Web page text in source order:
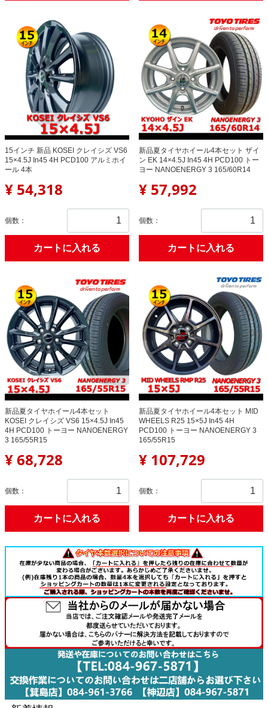
15インチ 新品 KOSEI クレイシズ VS6
15×4.5J In45 4H PCD100 アルミホイ
ール 4本
¥ 54,318
個数：
カートに入れる
新品夏タイヤホイール4本セット ザイ
ン EK 14×4.5J In45 4H PCD100 トー
ヨー NANOENERGY 3 165/60R14
¥ 57,992
個数：
カートに入れる
新品夏タイヤホイール4本セット
KOSEI クレイシズ VS6 15×4.5J In45
4H PCD100 トーヨー NANOENERGY
3 165/55R15
¥ 68,728
個数：
カートに入れる
新品夏タイヤホイール4本セット MID
WHEELS R25 15×5J In45 4H
PCD100 トーヨー NANOENERGY 3
165/55R15
¥ 107,729
個数：
カートに入れる